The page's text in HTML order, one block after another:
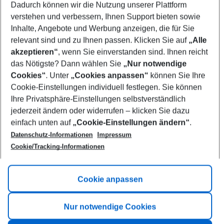
Who will travel
2 adults No children
Show more filter
Footer
Footer navigation
Title A
Link A
Dadurch können wir die Nutzung unserer Plattform
verstehen und verbessern, Ihnen Support bieten sowie
Inhalte, Angebote und Werbung anzeigen, die für Sie
relevant sind und zu Ihnen passen. Klicken Sie auf „Alle
akzeptieren“, wenn Sie einverstanden sind. Ihnen reicht
das Nötigste? Dann wählen Sie „Nur notwendige
Cookies“. Unter „Cookies anpassen“ können Sie Ihre
Cookie-Einstellungen individuell festlegen. Sie können
Ihre Privatsphäre-Einstellungen selbstverständlich
jederzeit ändern oder widerrufen – klicken Sie dazu
einfach unten auf „Cookie-Einstellungen ändern“.
Datenschutz-Informationen
Impressum
Cookie/Tracking-Informationen
Cookie anpassen
Nur notwendige Cookies